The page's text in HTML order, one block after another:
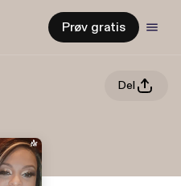
Prøv gratis
Del